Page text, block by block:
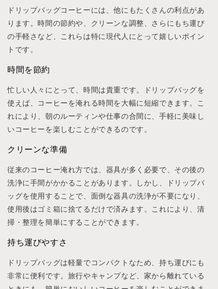
ドリップバッグコーヒーには、他にもたくさんの利点があ
ります。時間の節約や、クリーンな調整、さらにもち運び
の手軽さなど、これらは特に現代人にとって嬉しいポイン
トです。
時間を節約
忙しい人々にとって、時間は貴重です。ドリップバッグを
使えば、コーヒーを淹れる時間を大幅に短縮できます。こ
れにより、朝のルーティンや仕事の合間に、手軽に美味し
いコーヒーを楽しむことができるのです。
クリーンな準備
従来のコーヒー淹れ方では、器具が多く必要で、その後の
洗浄に手間がかかることがあります。しかし、ドリップバ
ッグを使用することで、面倒な器具の洗浄が不要になり、
使用後はゴミ箱に捨てるだけで済みます。これにより、清
掃・整理を簡単にすることができます。
持ち運びやすさ
ドリップバッグは軽量でコンパクトなため、持ち運びにも
非常に便利です。旅行やキャンプなど、家から離れている